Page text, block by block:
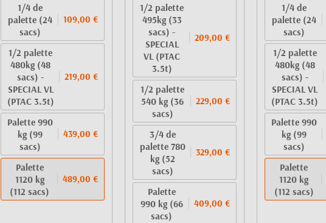
1/4 de
palette (24
sacs)
109,00 €
1/2 palette
480kg (48
sacs) -
SPECIAL VL
(PTAC 3.5t)
219,00 €
Palette 990
kg (99
sacs)
439,00 €
Palette
1120 kg
(112 sacs)
489,00 €
1/2 palette
495kg (33
sacs) -
SPECIAL
VL (PTAC
3.5t)
209,00 €
1/2 palette
540 kg (36
sacs)
229,00 €
3/4 de
palette 780
kg (52
sacs)
329,00 €
Palette
990 kg (66
sacs)
409,00 €
1/4 de
palette (24
sacs)
1/2 palette
480kg (48
sacs) -
SPECIAL VL
(PTAC 3.5t)
Palette 990
kg (99
sacs)
Palette
1120 kg
(112 sacs)